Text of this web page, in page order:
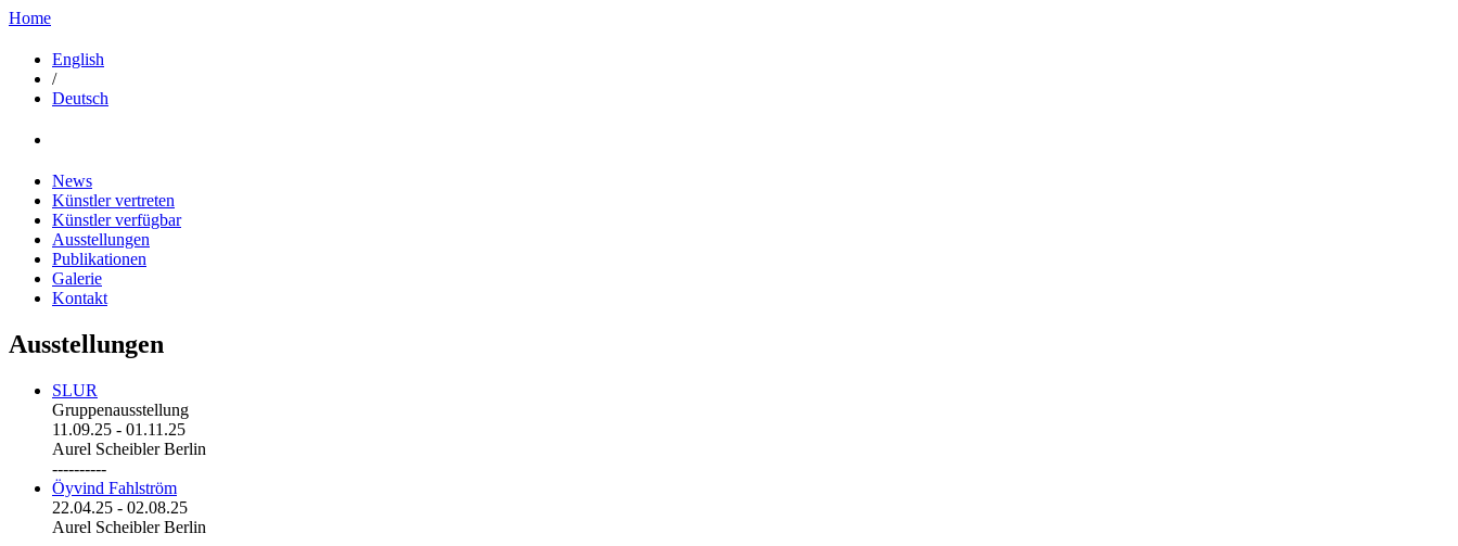
Home
English
/
Deutsch
News
Künstler vertreten
Künstler verfügbar
Ausstellungen
Publikationen
Galerie
Kontakt
Ausstellungen
SLUR
Gruppenausstellung
11.09.25 - 01.11.25
Aurel Scheibler Berlin
----------
Öyvind Fahlström
22.04.25 - 02.08.25
Aurel Scheibler Berlin